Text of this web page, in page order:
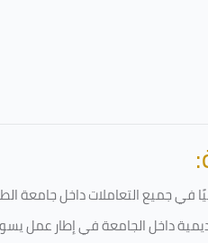
في جميع التعاملات داخل
داخل الجامعة في إطار عمل